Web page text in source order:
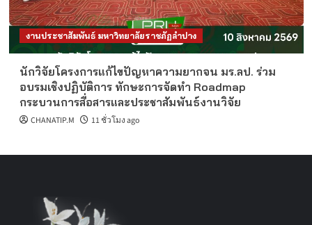
งานประชาสัมพันธ์ มหาวิทยาลัยราชภัฏลำปาง
นักวิจัยโครงการแก้ไขปัญหาความยากจน มร.ลป. ร่วม
อบรมเชิงปฏิบัติการ ทักษะการจัดทำ Roadmap
กระบวนการสื่อสารและประชาสัมพันธ์งานวิจัย
CHANATIP.M 11 ชั่วโมง ago